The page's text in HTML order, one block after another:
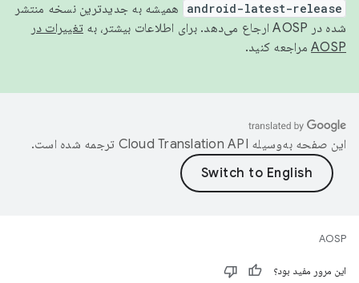
android-latest-release
همیشه به جدیدترین نسخه منتشر
شده در AOSP ارجاع می‌دهد. برای اطلاعات بیشتر، به
تغییرات در
AOSP مراجعه کنید.
این صفحه به‌وسیله ترجمه شده است.
AOSP
این مرور مفید بود؟